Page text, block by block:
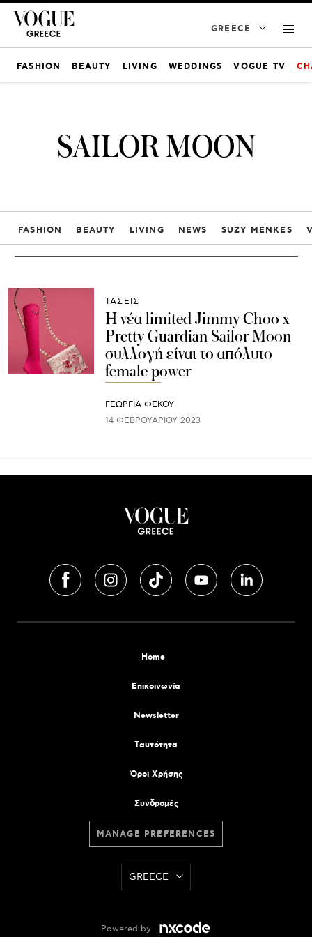
GREECE
FASHION BEAUTY LIVING WEDDINGS VOGUE TV
SAILOR MOON
FASHION BEAUTY LIVING NEWS SUZY MENKES
ΤΑΣΕΙΣ
Η νέα limited Jimmy Choo x
Pretty Guardian Sailor Moon
συλλογή είναι το απόλυτο
female power
ΓΕΩΡΓΙΑ ΦΕΚΟΥ
14 ΦΕΒΡΟΥΑΡΊΟΥ 2023
Home
Επικοινωνία
Newsletter
Tαυτότητα
Όροι Χρήσης
Συνδρομές
MANAGE PREFERENCES
GREECE
Powered by